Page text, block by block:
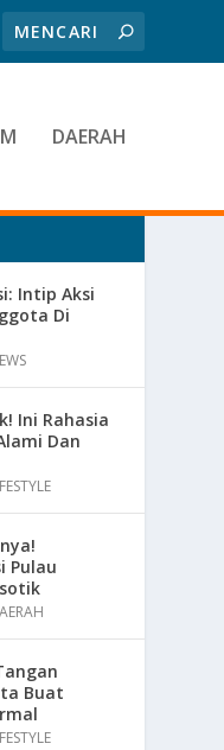
DAERAH
Intip Aksi
Di
Ini Rahasia
Dan
Pulau
Buat